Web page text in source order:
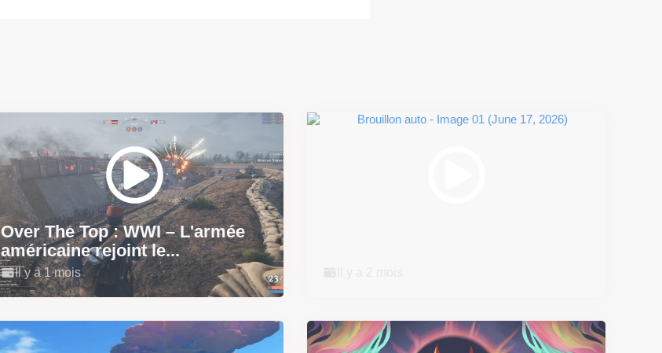
Over The Top : WWI – L'armée
américaine rejoint le...
Il y a 1 mois